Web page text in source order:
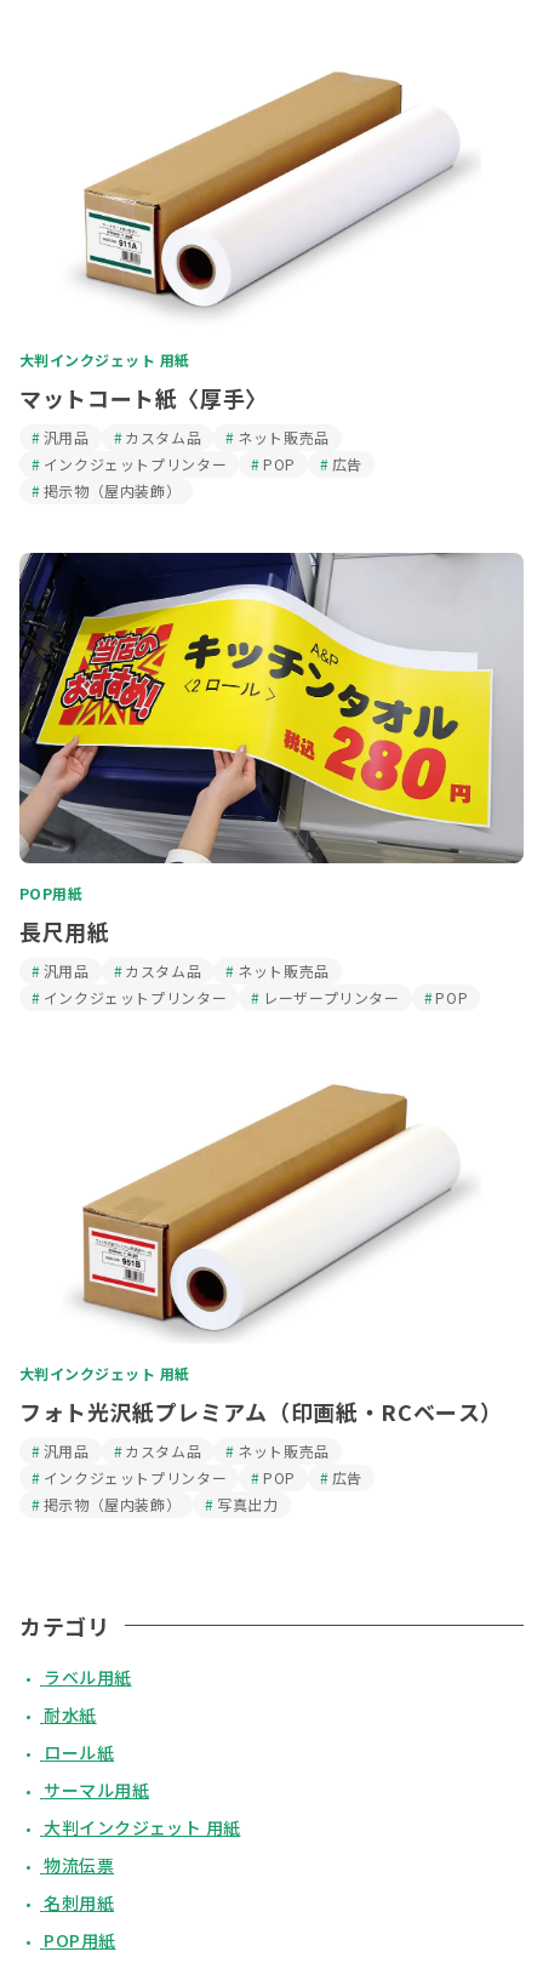
大判インクジェット 用紙
マットコート紙〈厚手〉
汎用品 カスタム品
ネット販売品
インクジェットプリンター
POP
広告
掲示物（屋内装飾）
POP用紙
長尺用紙
汎用品 カスタム品
ネット販売品
インクジェットプリンター
レーザープリンター POP
大判インクジェット 用紙
フォト光沢紙プレミアム（印画紙・RCベース）
汎用品 カスタム品
ネット販売品
インクジェットプリンター
POP
広告
掲示物（屋内装飾）
写真出力
カテゴリ
ラベル用紙
耐水紙
ロール紙
サーマル用紙
大判インクジェット 用紙
物流伝票
名刺用紙
POP用紙